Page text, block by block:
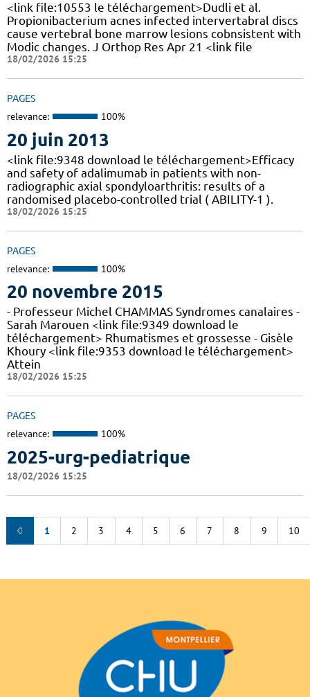
<link file:10553 le téléchargement>Dudli et al.
Propionibacterium acnes infected intervertabral discs
cause vertebral bone marrow lesions cobnsistent with
Modic changes. J Orthop Res Apr 21 <link file
18/02/2026 15:25
PAGES
relevance: 100%
20 juin 2013
<link file:9348 download le téléchargement>Efficacy
and safety of adalimumab in patients with non-
radiographic axial spondyloarthritis: results of a
randomised placebo-controlled trial ( ABILITY-1 ).
18/02/2026 15:25
PAGES
relevance: 100%
20 novembre 2015
- Professeur Michel CHAMMAS Syndromes canalaires -
Sarah Marouen <link file:9349 download le
téléchargement> Rhumatismes et grossesse - Gisèle
Khoury <link file:9353 download le téléchargement>
Attein
18/02/2026 15:25
PAGES
relevance: 100%
2025-urg-pediatrique
18/02/2026 15:25
1 2 3 4 5 6 7 8 9 10